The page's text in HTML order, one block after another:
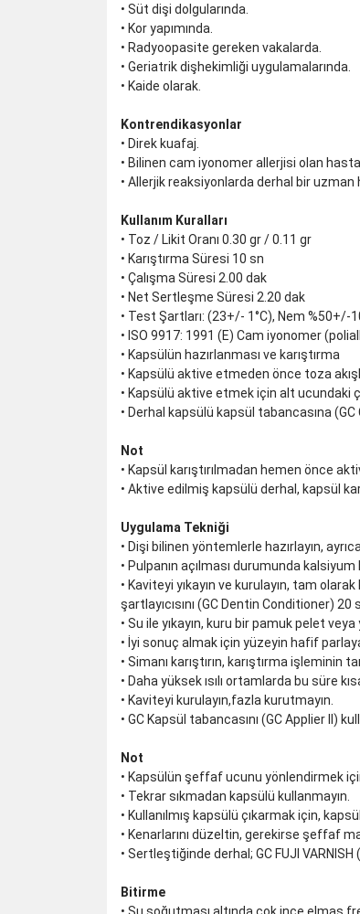
• Süt dişi dolgularında.
• Kor yapımında.
• Radyoopasite gereken vakalarda.
• Geriatrik dişhekimliği uygulamalarında.
• Kaide olarak.
Kontrendikasyonlar
• Direk kuafaj.
• Bilinen cam iyonomer allerjisi olan
• Allerjik reaksiyonlarda derhal bir uzman
Kullanım Kuralları
• Toz / Likit Oranı 0.30 gr / 0.11 gr
• Karıştırma Süresi 10 sn
• Çalışma Süresi 2.00 dak
• Net Sertleşme Süresi 2.20 dak
• Test Şartları: (23+/- 1°C), Nem %50+/-
• ISO 9917: 1991 (E) Cam iyonomer
• Kapsülün hazırlanması ve karıştırma
• Kapsülü aktive etmeden önce toza
• Kapsülü aktive etmek için alt ucundaki
• Derhal kapsülü kapsül tabancasına
Not
• Kapsül karıştırılmadan hemen önce
• Aktive edilmiş kapsülü derhal, kapsül
Uygulama Tekniği
• Dişi bilinen yöntemlerle hazırlayın,
• Pulpanın açılması durumunda kalsiyum
• Kaviteyi yıkayın ve kurulayın, tam
şartlayıcısını (GC Dentin Conditioner)
• Su ile yıkayın, kuru bir pamuk pelet
• İyi sonuç almak için yüzeyin hafif
• Simanı karıştırın, karıştırma işleminin
• Daha yüksek ısılı ortamlarda bu süre
• Kaviteyi kurulayın,fazla kurutmayın.
• GC Kapsül tabancasını (GC Applier II)
Not
• Kapsülün şeffaf ucunu yönlendirmek
• Tekrar sıkmadan kapsülü kullanmayın.
• Kullanılmış kapsülü çıkarmak için,
• Kenarlarını düzeltin, gerekirse şeffaf
• Sertleştiğinde derhal; GC FUJI
Bitirme
• Su soğutması altında çok ince elmas